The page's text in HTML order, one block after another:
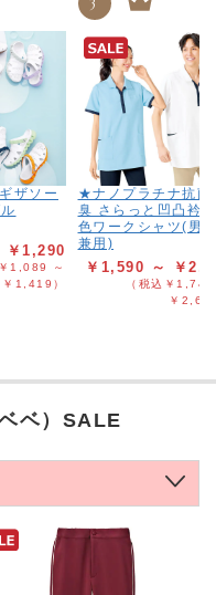
ザソー
￥1,290
￥1,089 ～
￥1,419）
3
★ナノプラチナ抗菌
臭 さらっと凹凸衿
色ワークシャツ(男
兼用)
￥1,590 ～ ￥
（税込￥
￥
ベ）SALE